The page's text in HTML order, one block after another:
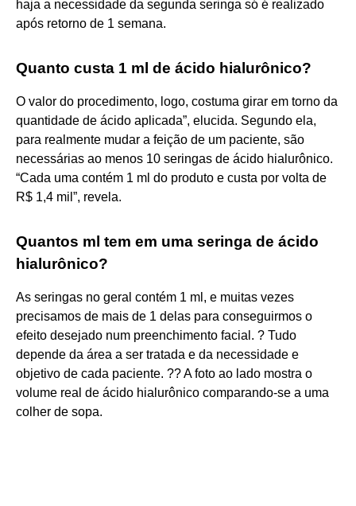
haja a necessidade da segunda seringa só é realizado
após retorno de 1 semana.
Quanto custa 1 ml de ácido hialurônico?
O valor do procedimento, logo, costuma girar em torno da
quantidade de ácido aplicada”, elucida. Segundo ela,
para realmente mudar a feição de um paciente, são
necessárias ao menos 10 seringas de ácido hialurônico.
“Cada uma contém 1 ml do produto e custa por volta de
R$ 1,4 mil”, revela.
Quantos ml tem em uma seringa de ácido
hialurônico?
As seringas no geral contém 1 ml, e muitas vezes
precisamos de mais de 1 delas para conseguirmos o
efeito desejado num preenchimento facial. ? Tudo
depende da área a ser tratada e da necessidade e
objetivo de cada paciente. ?? A foto ao lado mostra o
volume real de ácido hialurônico comparando-se a uma
colher de sopa.